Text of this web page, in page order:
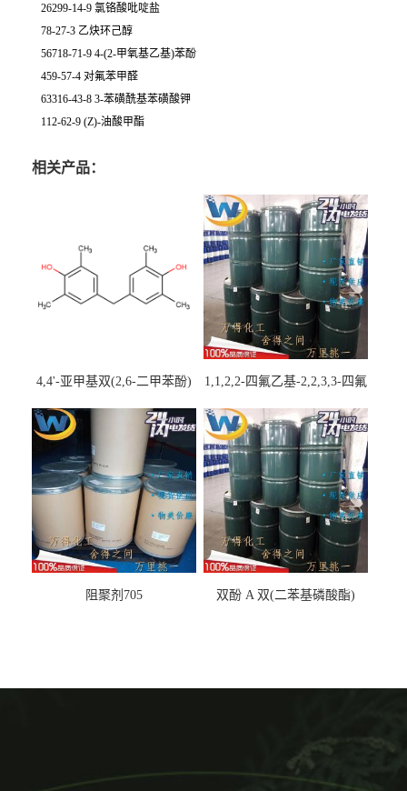
26299-14-9 氯铬酸吡啶盐
78-27-3 乙炔环己醇
56718-71-9 4-(2-甲氧基乙基)苯酚
459-57-4 对氟苯甲醛
63316-43-8 3-苯磺酰基苯磺酸钾
112-62-9 (Z)-油酸甲酯
相关产品：
4,4'-亚甲基双(2,6-二甲苯酚)
1,1,2,2-四氟乙基-2,2,3,3-四氟
阻聚剂705 双酚 A 双(二苯基磷酸酯)